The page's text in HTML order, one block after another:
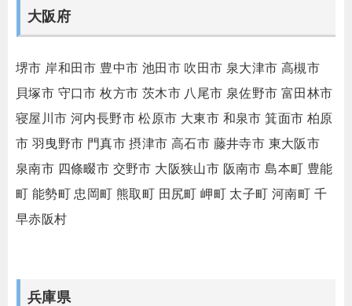
大阪府
堺市 岸和田市 豊中市 池田市 吹田市 泉大津市 高槻市
貝塚市 守口市 枚方市 茨木市 八尾市 泉佐野市 富田林市
寝屋川市 河内長野市 松原市 大東市 和泉市 箕面市 柏原
市 羽曳野市 門真市 摂津市 高石市 藤井寺市 東大阪市
泉南市 四條畷市 交野市 大阪狭山市 阪南市 島本町 豊能
町 能勢町 忠岡町 熊取町 田尻町 岬町 太子町 河南町 千
早赤阪村
兵庫県